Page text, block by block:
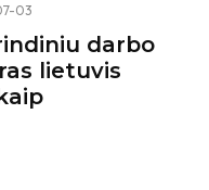
03
darbo
lietuvis